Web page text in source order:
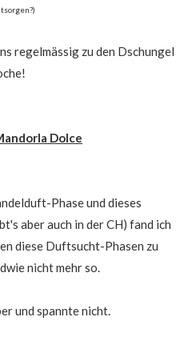
regelmässig zu den Dschungel
Dolce
Phase und dieses
aber auch in der CH) fand ich
diese Duftsucht-Phasen zu
nicht mehr so.
und spannte nicht.